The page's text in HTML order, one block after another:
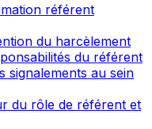
référent
du harcèlement
du référent
signalements au sein
du rôle de référent et